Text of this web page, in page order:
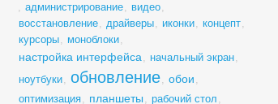
, администрирование, видео,
восстановление, драйверы, иконки, концепт,
курсоры, моноблоки,
настройка интерфейса, начальный экран,
ноутбуки, обновление, обои ,
оптимизация, планшеты , рабочий стол ,